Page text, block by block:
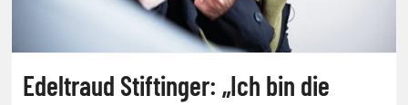
Edeltraud Stiftinger: „Ich bin die